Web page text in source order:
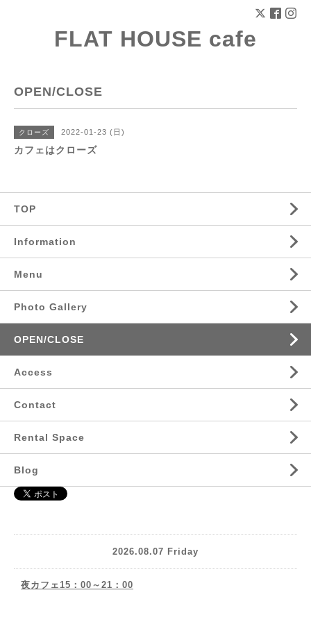
FLAT HOUSE cafe
OPEN/CLOSE
クローズ 2022-01-23 (日)
カフェはクローズ
TOP
Information
Menu
Photo Gallery
OPEN/CLOSE
Access
Contact
Rental Space
Blog
2026.08.07 Friday
夜カフェ15：00～21：00